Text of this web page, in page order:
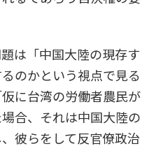
は「中国大陸の現存す
のかという視点で見る
に台湾の労働者農民が
合、それは中国大陸の
彼らをして反官僚政治